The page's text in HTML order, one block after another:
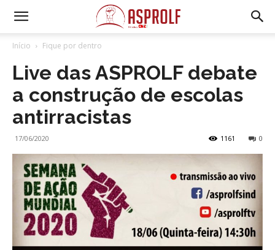
Início Fique por dentro
Live das ASPROLF debate
a construção de escolas
antirracistas
17/06/2020 0
1161